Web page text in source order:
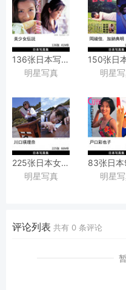
136张日本写真偶像模特美少
[ワッフル
特別編集]
『美少女伝説』
明星写真
150张日
『あや
[竹書
撮影
明星
225张日本女星美少女川口瑛
『瞳☆キララ
明星写真
83张日本
（と
《CUTE
明星
评论列表 共有 0 条评论